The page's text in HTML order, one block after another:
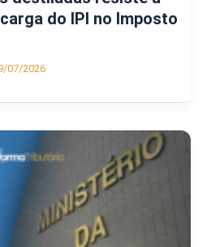
do IPI no Imposto
07/2026